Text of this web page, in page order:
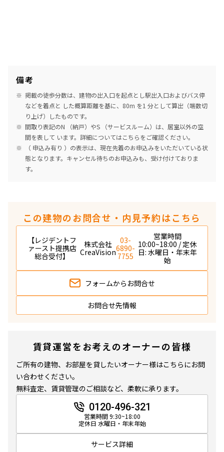
備考
掲載の徒歩分数は、建物の出入口を起点とし駅出入口およびバス停
などを着点と した概算距離を基に、80m を1 分として算出（端数切
り上げ）したものです。
間取り表記のN （納戸）やS （サービスルーム）は、居室以外の空
間を表して います。詳細についてはこちらをご確認ください。
（ 申込み有り ）の表示は、現在先着のお申込みをいただいている状
態となります。キャンセル待ちのお申込みも、受け付けておりま
す。
この建物のお問合せ・内見予約はこちら
【レジデントフ
ァースト提携店
総合受付】
株式会社
CreaVision
03-
6890-
7755
営業時間
10:00~18:00 / 定休
日: 水曜日・年末年
始
フォームから お問合せ
お問合せ先情報
賃貸運営をお考えのオーナーの皆様
ご所有の建物、お部屋を貸したいオーナー様はこちらにお問
い合わせください。
無料査定、賃貸管理のご相談など、柔軟に承ります。
0120-496-321
営業時間 9:30~18:00
定休日 水曜日・年末年始
サービス詳細